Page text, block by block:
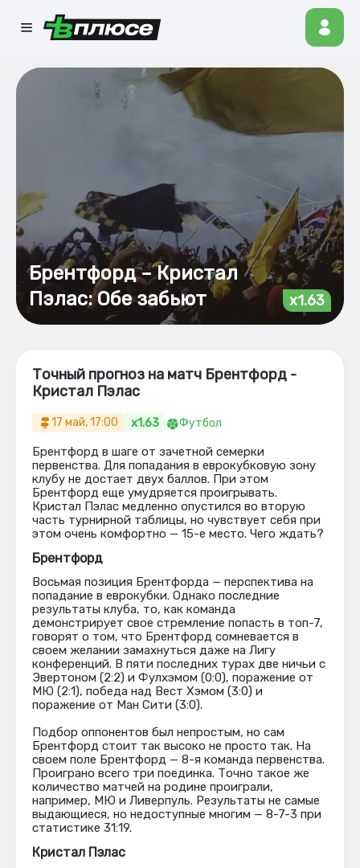
Брентфорд – Кристал
Пэлас: Обе забьют
x1.63
Точный прогноз на матч Брентфорд -
Кристал Пэлас
17 май, 17:00 x1.63 Футбол
Брентфорд в шаге от зачетной семерки
первенства. Для попадания в еврокубковую зону
клубу не достает двух баллов. При этом
Брентфорд еще умудряется проигрывать.
Кристал Пэлас медленно опустился во вторую
часть турнирной таблицы, но чувствует себя при
этом очень комфортно — 15-е место. Чего ждать?
Брентфорд
Восьмая позиция Брентфорда — перспектива на
попадание в еврокубки. Однако последние
результаты клуба, то, как команда
демонстрирует свое стремление попасть в топ-7,
говорят о том, что Брентфорд сомневается в
своем желании замахнуться даже на Лигу
конференций. В пяти последних турах две ничьи с
Эвертоном (2:2) и Фулхэмом (0:0), поражение от
МЮ (2:1), победа над Вест Хэмом (3:0) и
поражение от Ман Сити (3:0).
Подбор оппонентов был непростым, но сам
Брентфорд стоит так высоко не просто так. На
своем поле Брентфорд — 8-я команда первенства.
Проиграно всего три поединка. Точно такое же
количество матчей на родине проиграли,
например, МЮ и Ливерпуль. Результаты не самые
выдающиеся, но недоступные многим — 8-7-3 при
статистике 31:19.
Кристал Пэлас